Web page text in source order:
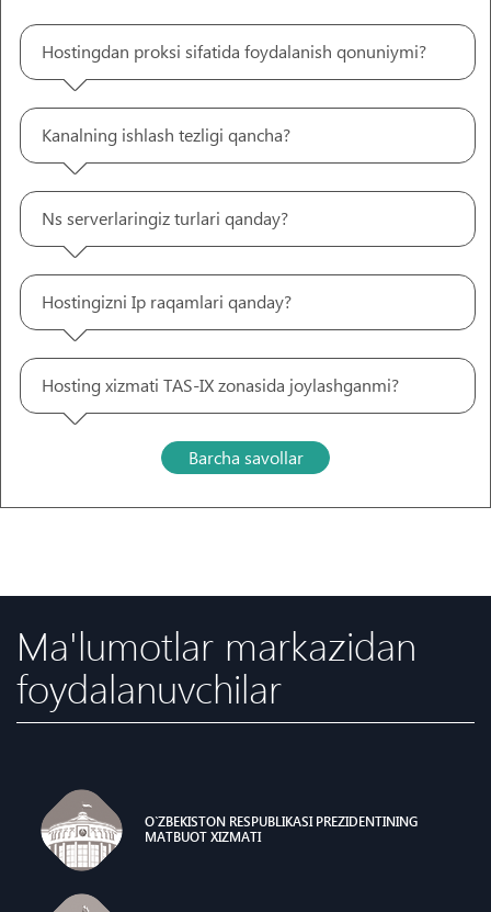
Hostingdan proksi sifatida foydalanish qonuniymi?
Kanalning ishlash tezligi qancha?
Ns serverlaringiz turlari qanday?
Hostingizni Ip raqamlari qanday?
Hosting xizmati TAS-IX zonasida joylashganmi?
Barcha savollar
Ma'lumotlar markazidan
foydalanuvchilar
O`ZBEKISTON RESPUBLIKASI PREZIDENTINING
MATBUOT XIZMATI